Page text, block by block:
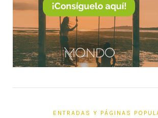
ENTRADAS Y PÁGINAS